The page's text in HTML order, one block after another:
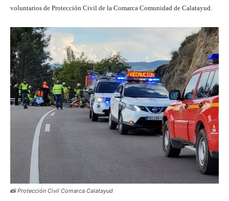
voluntarios de Protección Civil de la Comarca Comunidad de Calatayud.
📸 Protección Civil Comarca Calatayud